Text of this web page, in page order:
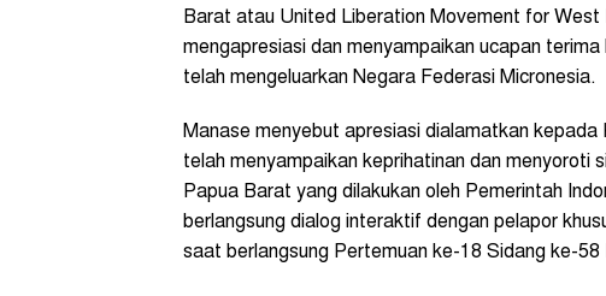
Barat atau United Liberation Movement for West
mengapresiasi dan menyampaikan ucapan
telah mengeluarkan Negara Federasi Micronesia.
Manase menyebut apresiasi dialamatkan kepada
telah menyampaikan keprihatinan dan menyoroti
Papua Barat yang dilakukan oleh Pemerintah
berlangsung dialog interaktif dengan pelapor
saat berlangsung Pertemuan ke-18 Sidang ke-